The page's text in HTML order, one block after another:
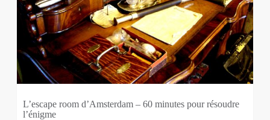
L’escape room d’Amsterdam – 60 minutes pour résoudre
l’énigme